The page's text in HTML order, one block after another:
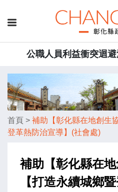
公職人員利益衝突迴
首頁 > 補助【彰化縣在地創生
登革熱防治宣導】(社會處)
補助【彰化縣在
【打造永續城鄉